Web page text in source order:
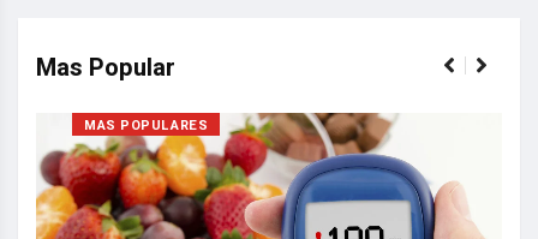
Mas Popular
MAS POPULARES